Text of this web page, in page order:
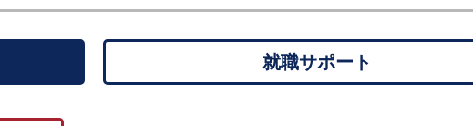
就職サポート